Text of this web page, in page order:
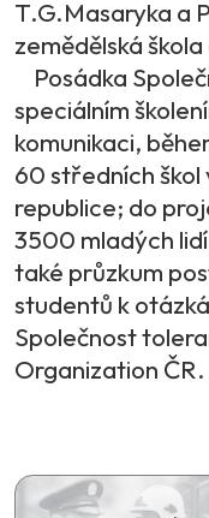
T.G.Masaryka a
zemědělská
Posádka
speciálním
komunikaci,
60 středních škol
republice; do
3500 mladých
také průzkum
studentů k
Společnost
Organization ČR.